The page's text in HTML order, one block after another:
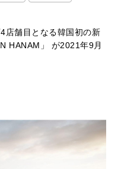
店舗目となる韓国初の新
HANAM」 が2021年9月